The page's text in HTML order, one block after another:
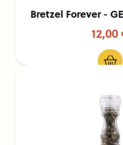
Bretzel Forever -
12,00